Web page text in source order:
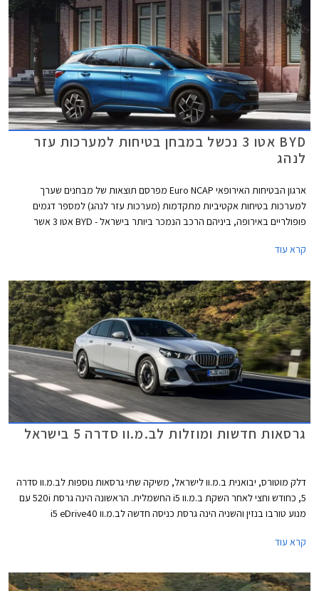
BYD אטו 3 נכשל במבחן בטיחות למערכות עזר
לנהג
ארגון הבטיחות האירופאי Euro NCAP מפרסם תוצאות של מבחנים שערך
למערכות בטיחות אקטיביות מתקדמות (מערכות עזר לנהג) למספר דגמים
פופולריים באירופה, ביניהם הרכב הנמכר ביותר בישראל - BYD אטו 3 אשר
קרא עוד
גרסאות חדשות ומוזלות לב.מ.וו סדרה 5 בישראל
דלק מוטורס, יבואנית ב.מ.וו לישראל, משיקה שתי גרסאות נוספות לב.מ.וו סדרה
5, כחודש וחצי לאחר השקת ב.מ.וו i5 החשמלית. הראשונה הינה גרסת 520i עם
מנוע טורבו בנזין והשניה הינה גרסת כניסה חדשה לב.מ.וו i5 eDrive40
קרא עוד